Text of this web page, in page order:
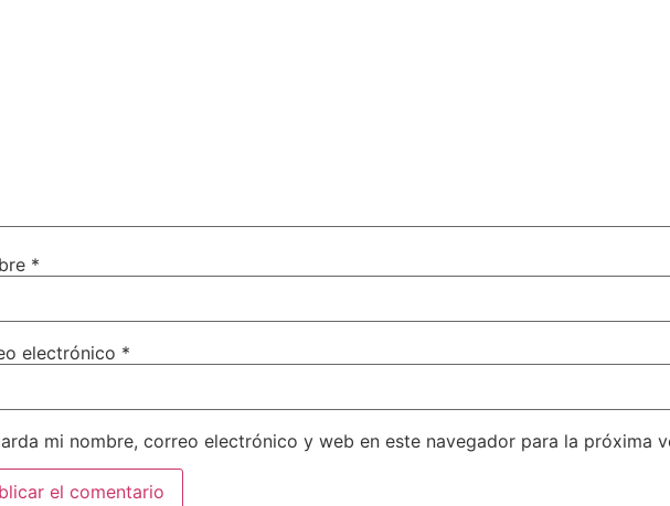
*
electrónico *
mi nombre, correo electrónico y web en este navegador para la próxima